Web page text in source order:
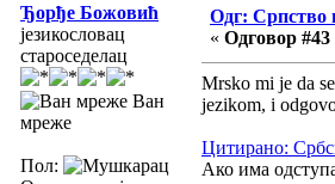
Ђорђе Божовић
језикословац
староседелац
Ван
мреже
Пол:
Одг: Српство
« Одговор #43
Mrsko mi je da
jezikom, i
Цитирано:
Ако има